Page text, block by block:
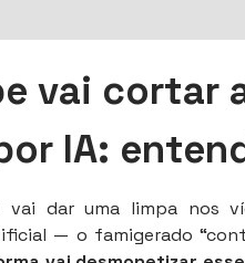
vai cortar
IA:
vai dar uma limpa nos
— o famigerado